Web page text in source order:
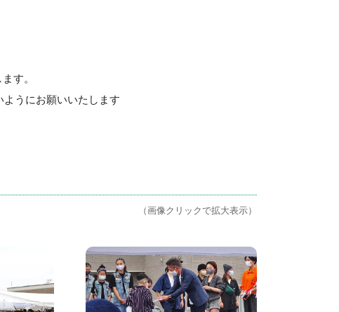
す。
うにお願いいたします
（画像クリックで拡大表示）